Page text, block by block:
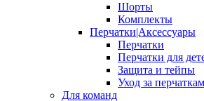
Шорты
Комплекты
Перчатки|Аксессуары
Перчатки
Перчатки для
Защита и тейпы
Уход за
Для команд